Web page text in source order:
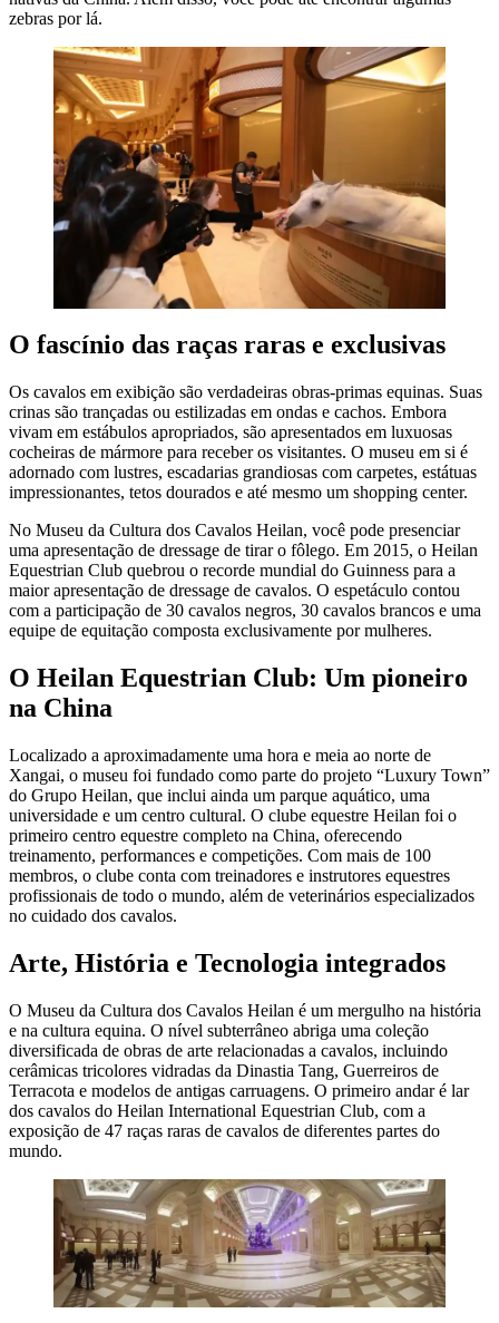
zebras por lá.
O fascínio das raças raras e exclusivas
Os cavalos em exibição são verdadeiras obras-primas equinas. Suas
crinas são trançadas ou estilizadas em ondas e cachos. Embora
vivam em estábulos apropriados, são apresentados em luxuosas
cocheiras de mármore para receber os visitantes. O museu em si é
adornado com lustres, escadarias grandiosas com carpetes, estátuas
impressionantes, tetos dourados e até mesmo um shopping center.
No Museu da Cultura dos Cavalos Heilan, você pode presenciar
uma apresentação de dressage de tirar o fôlego. Em 2015, o Heilan
Equestrian Club quebrou o recorde mundial do Guinness para a
maior apresentação de dressage de cavalos. O espetáculo contou
com a participação de 30 cavalos negros, 30 cavalos brancos e uma
equipe de equitação composta exclusivamente por mulheres.
O Heilan Equestrian Club: Um pioneiro
na China
Localizado a aproximadamente uma hora e meia ao norte de
Xangai, o museu foi fundado como parte do projeto “Luxury Town”
do Grupo Heilan, que inclui ainda um parque aquático, uma
universidade e um centro cultural. O clube equestre Heilan foi o
primeiro centro equestre completo na China, oferecendo
treinamento, performances e competições. Com mais de 100
membros, o clube conta com treinadores e instrutores equestres
profissionais de todo o mundo, além de veterinários especializados
no cuidado dos cavalos.
Arte, História e Tecnologia integrados
O Museu da Cultura dos Cavalos Heilan é um mergulho na história
e na cultura equina. O nível subterrâneo abriga uma coleção
diversificada de obras de arte relacionadas a cavalos, incluindo
cerâmicas tricolores vidradas da Dinastia Tang, Guerreiros de
Terracota e modelos de antigas carruagens. O primeiro andar é lar
dos cavalos do Heilan International Equestrian Club, com a
exposição de 47 raças raras de cavalos de diferentes partes do
mundo.